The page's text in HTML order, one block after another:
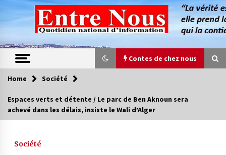
content
Contes de chez nous
Contes de chez nous
Quand la mère n’est plus là (17e partie)
Home Société
Espaces verts et détente / Le parc de Ben Aknoun sera
achevé dans les délais, insiste le Wali d’Alger
Société